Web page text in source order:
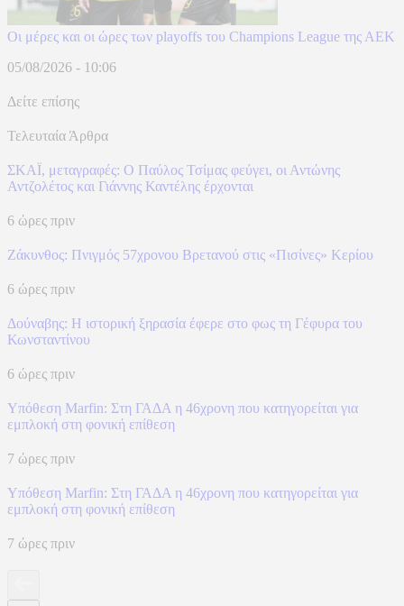
Οι μέρες και οι ώρες των playoffs του Champions League της ΑΕΚ
05/08/2026 - 10:06
Δείτε επίσης
Τελευταία Άρθρα
ΣΚΑΪ, μεταγραφές: Ο Παύλος Τσίμας φεύγει, οι Αντώνης
Αντζολέτος και Γιάννης Καντέλης έρχονται
6 ώρες πριν
Ζάκυνθος: Πνιγμός 57χρονου Βρετανού στις «Πισίνες» Κερίου
6 ώρες πριν
Δούναβης: Η ιστορική ξηρασία έφερε στο φως τη Γέφυρα του
Κωνσταντίνου
6 ώρες πριν
Υπόθεση Marfin: Στη ΓΑΔΑ η 46χρονη που κατηγορείται για
εμπλοκή στη φονική επίθεση
7 ώρες πριν
Υπόθεση Marfin: Στη ΓΑΔΑ η 46χρονη που κατηγορείται για
εμπλοκή στη φονική επίθεση
7 ώρες πριν